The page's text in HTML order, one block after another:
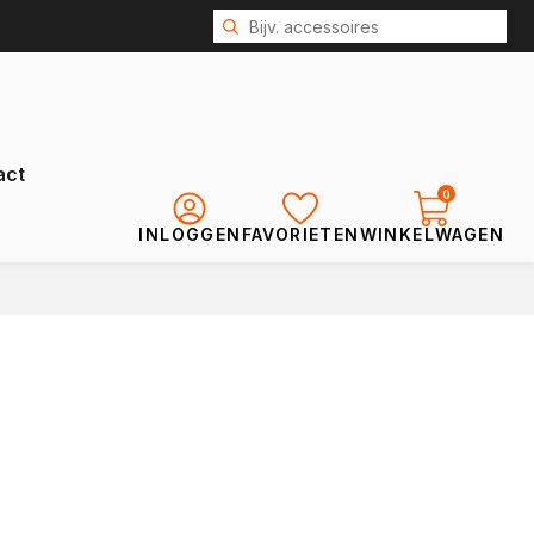
INLOGGEN FAVORIETEN
0
WINKELWAGEN